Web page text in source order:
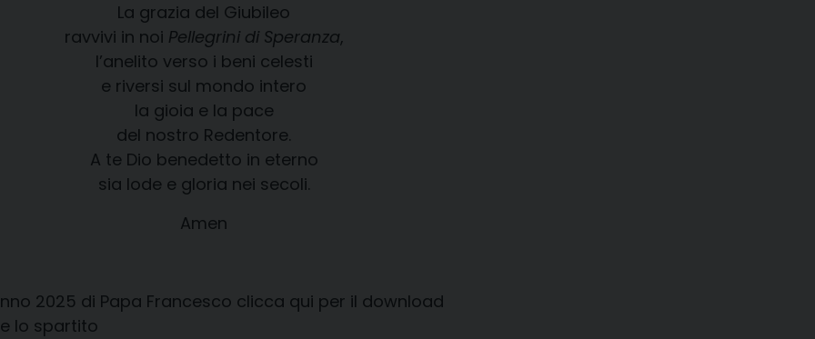
La grazia del Giubileo
ravvivi in noi Pellegrini di Speranza,
l’anelito verso i beni celesti
e riversi sul mondo intero
la gioia e la pace
del nostro Redentore.
A te Dio benedetto in eterno
sia lode e gloria nei secoli.
Amen
2025 di Papa Francesco clicca qui per il download
lo spartito